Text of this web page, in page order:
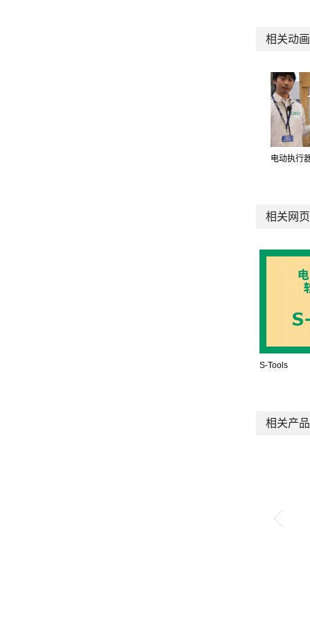
相关动画
电动执行
相关网页
S-Tools
相关产品